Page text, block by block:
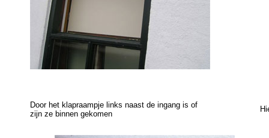
Door het klapraampje links naast de ingang is of
zijn ze binnen gekomen